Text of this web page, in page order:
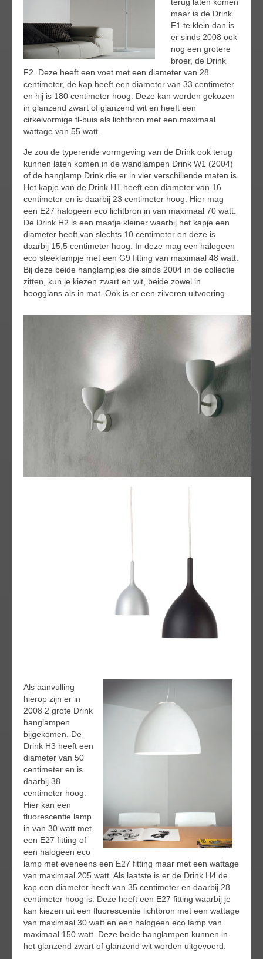
terug laten komen
maar is de Drink
F1 te klein dan is
er sinds 2008 ook
nog een grotere
broer, de Drink
F2. Deze heeft een voet met een diameter van 28
centimeter, de kap heeft een diameter van 33 centimeter
en hij is 180 centimeter hoog. Deze kan worden gekozen
in glanzend zwart of glanzend wit en heeft een
cirkelvormige tl-buis als lichtbron met een maximaal
wattage van 55 watt.
Je zou de typerende vormgeving van de Drink ook terug
kunnen laten komen in de wandlampen Drink W1 (2004)
of de hanglamp Drink die er in vier verschillende maten is.
Het kapje van de Drink H1 heeft een diameter van 16
centimeter en is daarbij 23 centimeter hoog. Hier mag
een E27 halogeen eco lichtbron in van maximaal 70 watt.
De Drink H2 is een maatje kleiner waarbij het kapje een
diameter heeft van slechts 10 centimeter en deze is
daarbij 15,5 centimeter hoog. In deze mag een halogeen
eco steeklampje met een G9 fitting van maximaal 48 watt.
Bij deze beide hanglampjes die sinds 2004 in de collectie
zitten, kun je kiezen zwart en wit, beide zowel in
hoogglans als in mat. Ook is er een zilveren uitvoering.
Als aanvulling
hierop zijn er in
2008 2 grote Drink
hanglampen
bijgekomen. De
Drink H3 heeft een
diameter van 50
centimeter en is
daarbij 38
centimeter hoog.
Hier kan een
fluorescentie lamp
in van 30 watt met
een E27 fitting of
een halogeen eco
lamp met eveneens een E27 fitting maar met een wattage
van maximaal 205 watt. Als laatste is er de Drink H4 de
kap een diameter heeft van 35 centimeter en daarbij 28
centimeter hoog is. Deze heeft een E27 fitting waarbij je
kan kiezen uit een fluorescentie lichtbron met een wattage
van maximaal 30 watt en een halogeen eco lamp van
maximaal 150 watt. Deze beide hanglampen kunnen in
het glanzend zwart of glanzend wit worden uitgevoerd.